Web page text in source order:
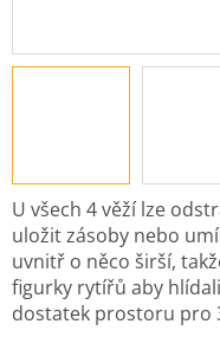
U všech 4 věží lze
uložit zásoby nebo
uvnitř o něco širší,
figurky rytířů aby
dostatek prostoru pro